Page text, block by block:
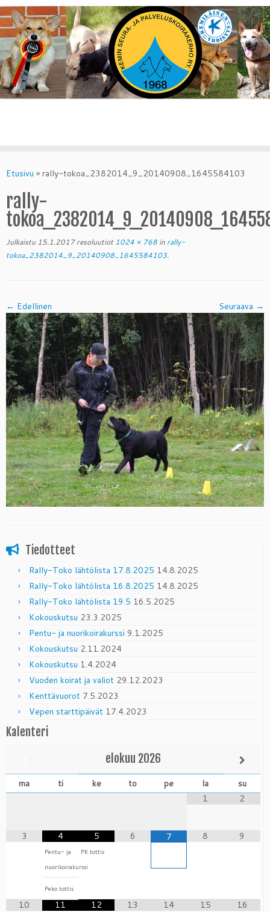
toEtusivu » rally-tokoa_2382014_9_20140908_1645584103
rally-
Julkaistu 15.1.2017resoluutiot1024 × 768 in rally-
tokoa_2382014_9_20140908_1645584103.
← Edellinen Seuraava →
Tiedotteet
Rally-Toko lähtölista 17.8.2025 14.8.2025
Rally-Toko lähtölista 16.8.2025 14.8.2025
Rally-Toko lähtölista 19.5 16.5.2025
Kokouskutsu 23.3.2025
Pentu- ja nuorikoirakurssi 9.1.2025
Kokouskutsu 2.11.2024
Kokouskutsu 1.4.2024
Vuoden koirat ja valiot 29.12.2023
Kenttävuorot 7.5.2023
Vepen starttipäivät 17.4.2023
Kalenteri
elokuu 2026
ma ti ke to pe la
su
1
2
3 4
Pentu- ja
nuorikoirakurssi
Peko tottis
5
PK tottis
6 7 8 9
10 11 12 13 14 15 16